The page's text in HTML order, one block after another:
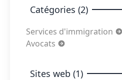
Catégories (2)
Services d'immigration
Avocats
Sites web (1)